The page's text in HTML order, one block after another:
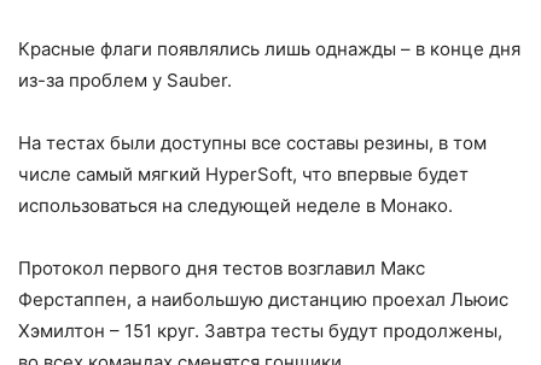
Красные флаги появлялись лишь однажды – в конце дня
из-за проблем у Sauber.
На тестах были доступны все составы резины, в том
числе самый мягкий HyperSoft, что впервые будет
использоваться на следующей неделе в Монако.
Протокол первого дня тестов возглавил Макс
Ферстаппен, а наибольшую дистанцию проехал Льюис
Хэмилтон – 151 круг. Завтра тесты будут продолжены,